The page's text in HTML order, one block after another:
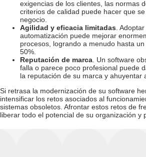
exigencias de los clientes, las normas
criterios de calidad puede hacer que
negocio.
Agilidad y eficacia limitadas .
automatización puede mejorar
procesos, logrando a menudo hasta
50%.
Reputación de marca . Un software
falla o parece poco profesional puede
la reputación de su marca y ahuyentar
Si retrasa la modernización de su software
intensificar los retos asociados al
sistemas obsoletos. Afrontar estos retos de
liberar todo el potencial de su organización y